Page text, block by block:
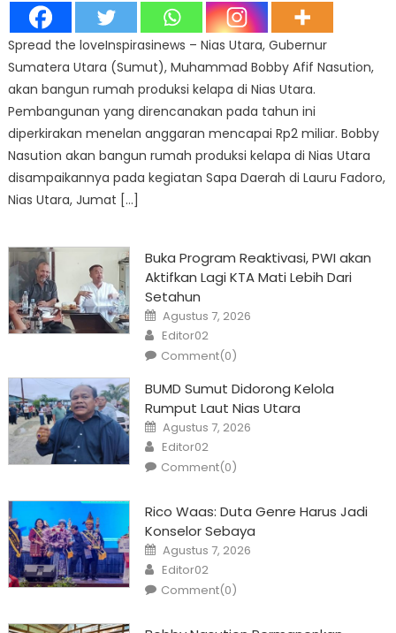
Spread the loveInspirasinews – Nias Utara, Gubernur
Sumatera Utara (Sumut), Muhammad Bobby Afif Nasution,
akan bangun rumah produksi kelapa di Nias Utara.
Pembangunan yang direncanakan pada tahun ini
diperkirakan menelan anggaran mencapai Rp2 miliar. Bobby
Nasution akan bangun rumah produksi kelapa di Nias Utara
disampaikannya pada kegiatan Sapa Daerah di Lauru Fadoro,
Nias Utara, Jumat […]
Buka Program Reaktivasi, PWI akan
Aktifkan Lagi KTA Mati Lebih Dari
Setahun
Posted
on
Agustus 7, 2026
Author
Editor02
Comment(0)
BUMD Sumut Didorong Kelola
Rumput Laut Nias Utara
Posted
on
Agustus 7, 2026
Author
Editor02
Comment(0)
Rico Waas: Duta Genre Harus Jadi
Konselor Sebaya
Posted
on
Agustus 7, 2026
Author
Editor02
Comment(0)